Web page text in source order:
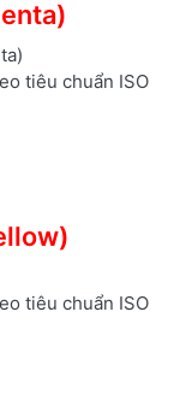
tiêu chuẩn ISO
tiêu chuẩn ISO